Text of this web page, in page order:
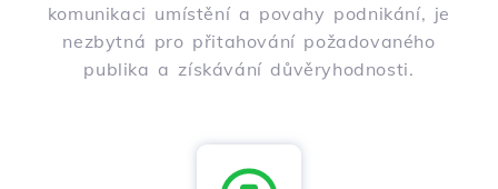
komunikaci umístění a povahy podnikání, je
nezbytná pro přitahování požadovaného
publika a získávání důvěryhodnosti.